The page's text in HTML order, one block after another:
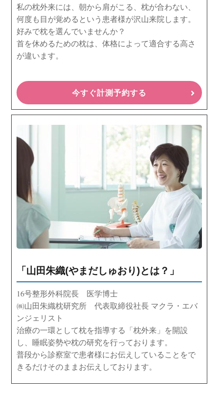
私の枕外来には、朝から肩がこる、枕が合わない、
何度も目が覚めるという患者様が沢山来院します。
好みで枕を選んでいませんか？
首を休めるための枕は、体格によって適合する高さ
が違います。
今すぐ計測予約する
「山田朱織(やまだしゅおり)とは？」
16号整形外科院長 医学博士
㈱山田朱織枕研究所 代表取締役社長 マクラ・エバ
ンジェリスト
治療の一環として枕を指導する「枕外来」を開設
し、睡眠姿勢や枕の研究を行っております。
普段から診察室で患者様にお伝えしていることをで
きるだけそのままお伝えしております。